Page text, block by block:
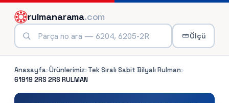
rulmanarama.com
Ölçü
Anasayfa›Ürünlerimiz›Tek Sıralı Sabit Bilyalı Rulman›
61919 2RS 2RS RULMAN